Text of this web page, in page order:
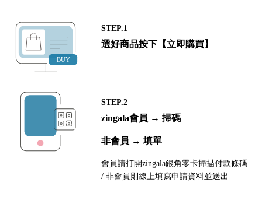
STEP.1
選好商品按下【立即購買】
STEP.2
zingala會員 → 掃碼
非會員 → 填單
會員請打開zingala銀角零卡掃描付款條碼
/ 非會員則線上填寫申請資料並送出